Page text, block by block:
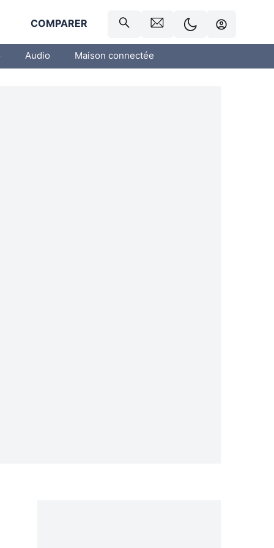
COMPARER
Audio Maison connectée